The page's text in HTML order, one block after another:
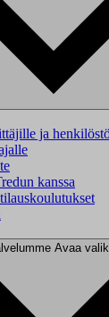
ja
kanssa
Avaa